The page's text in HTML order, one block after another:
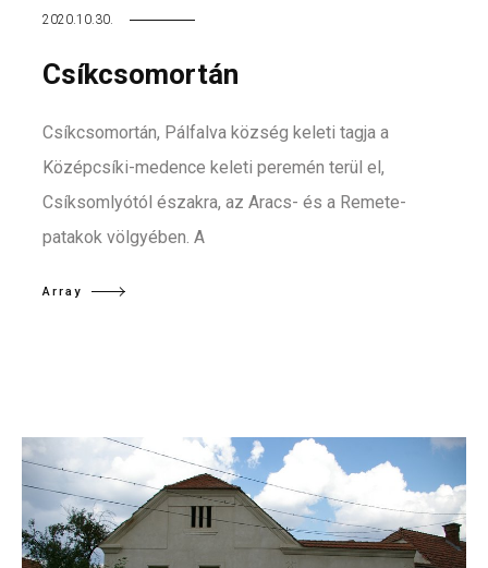
2020.10.30.
Csíkcsomortán
Csíkcsomortán, Pálfalva község keleti tagja a
Középcsíki-medence keleti peremén terül el,
Csíksomlyótól északra, az Aracs- és a Remete-
patakok völgyében. A
Array